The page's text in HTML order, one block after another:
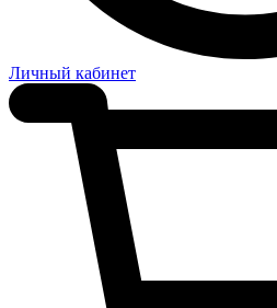
Личный кабинет